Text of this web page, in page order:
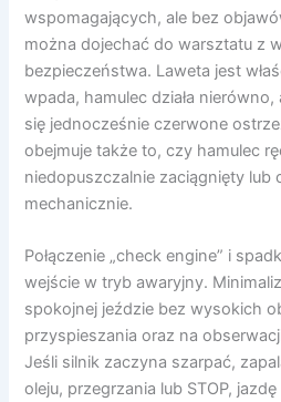
wspomagających, ale bez
można dojechać do warsztatu z
bezpieczeństwa. Laweta jest
wpada, hamulec działa
się jednocześnie czerwone
obejmuje także to, czy hamulec
niedopuszczalnie zaciągnięty lub
mechanicznie.
Połączenie „check engine” i
wejście w tryb awaryjny.
spokojnej jeździe bez wysokich
przyspieszania oraz na
Jeśli silnik zaczyna szarpać,
oleju, przegrzania lub STOP,